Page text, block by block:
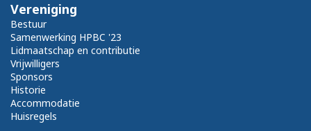
Vereniging
Bestuur
Samenwerking HPBC '23
Lidmaatschap en contributie
Vrijwilligers
Sponsors
Historie
Accommodatie
Huisregels